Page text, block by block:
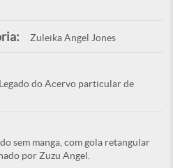
Zuleika Angel Jones
do Acervo particular de
sem manga, com gola retangular
por Zuzu Angel.